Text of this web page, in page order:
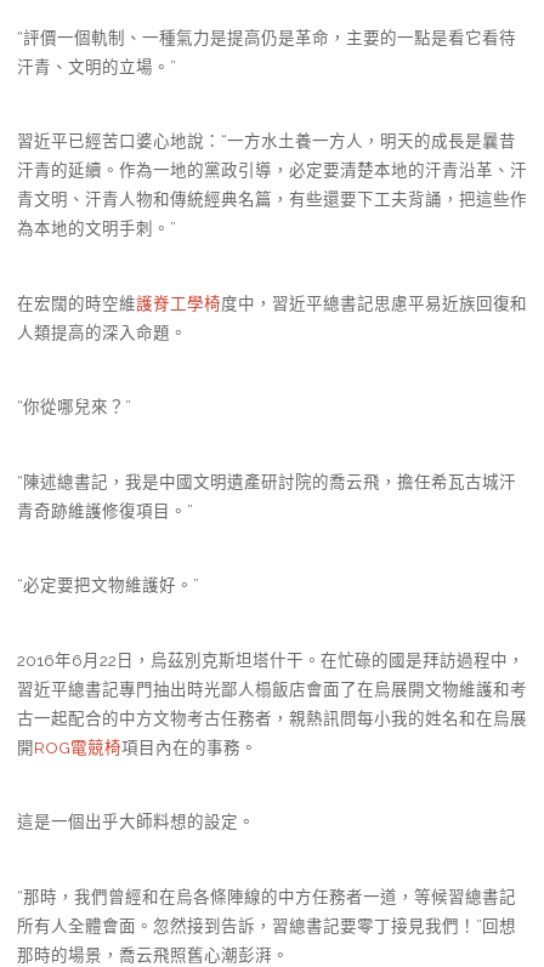
“評價一個軌制、一種氣力是提高仍是革命，主要的一點是看它看待
汗青、文明的立場。”
習近平已經苦口婆心地說：“一方水土養一方人，明天的成長是曩昔
汗青的延續。作為一地的黨政引導，必定要清楚本地的汗青沿革、汗
青文明、汗青人物和傳統經典名篇，有些還要下工夫背誦，把這些作
為本地的文明手刺。”
在宏闊的時空維護脊工學椅度中，習近平總書記思慮平易近族回復和
人類提高的深入命題。
“你從哪兒來？”
“陳述總書記，我是中國文明遺產研討院的喬云飛，擔任希瓦古城汗
青奇跡維護修復項目。”
“必定要把文物維護好。”
2016年6月22日，烏茲別克斯坦塔什干。在忙碌的國是拜訪過程中，
習近平總書記專門抽出時光鄙人榻飯店會面了在烏展開文物維護和考
古一起配合的中方文物考古任務者，親熱訊問每小我的姓名和在烏展
開ROG電競椅項目內在的事務。
這是一個出乎大師料想的設定。
“那時，我們曾經和在烏各條陣線的中方任務者一道，等候習總書記
所有人全體會面。忽然接到告訴，習總書記要零丁接見我們！”回想
那時的場景，喬云飛照舊心潮彭湃。